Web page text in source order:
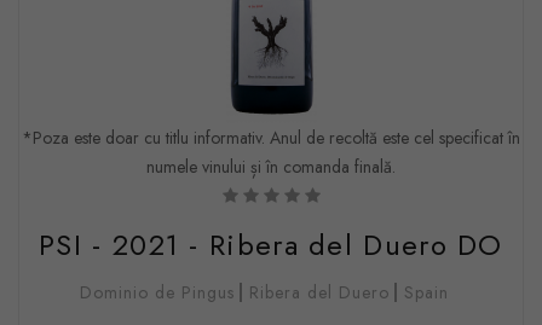
*Poza este doar cu titlu informativ. Anul de recoltă este cel specificat în
numele vinului și în comanda finală.
PSI - 2021 - Ribera del Duero DO
Dominio de Pingus Ribera del Duero
Spain